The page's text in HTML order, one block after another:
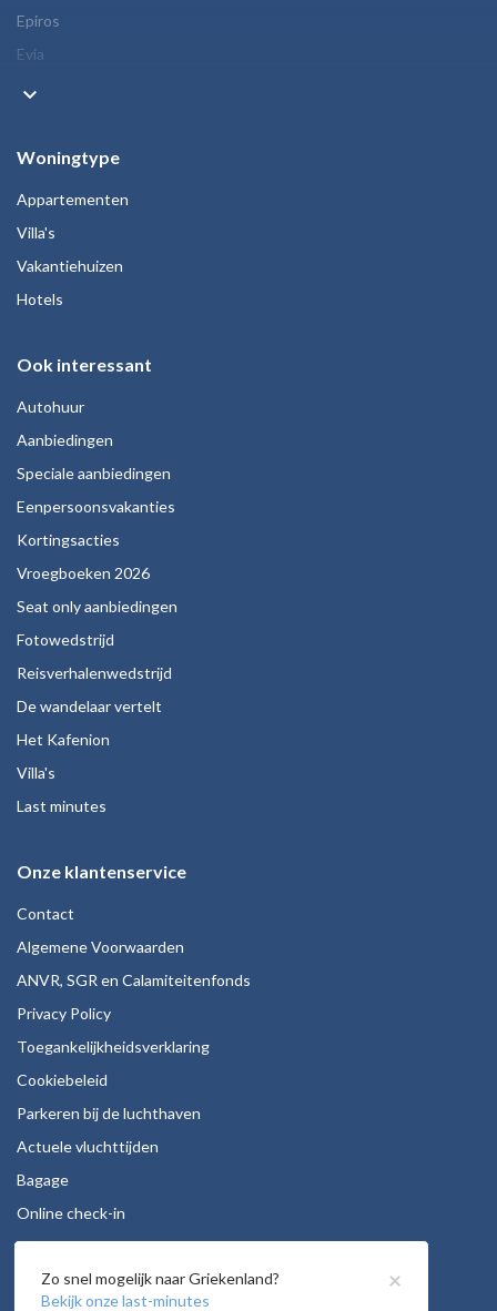
Epiros
Evia
keyboard_arrow_down
Woningtype
Appartementen
Villa's
Vakantiehuizen
Hotels
Ook interessant
Autohuur
Aanbiedingen
Speciale aanbiedingen
Eenpersoonsvakanties
Kortingsacties
Vroegboeken 2026
Seat only aanbiedingen
Fotowedstrijd
Reisverhalenwedstrijd
De wandelaar vertelt
Het Kafenion
Villa's
Last minutes
Onze klantenservice
Contact
Algemene Voorwaarden
ANVR, SGR en Calamiteitenfonds
Privacy Policy
Toegankelijkheidsverklaring
Cookiebeleid
Parkeren bij de luchthaven
Actuele vluchttijden
Bagage
Online check-in
Stoelreservering
Autohuur
×
Zo snel mogelijk naar Griekenland?
Bekijk onze last-minutes